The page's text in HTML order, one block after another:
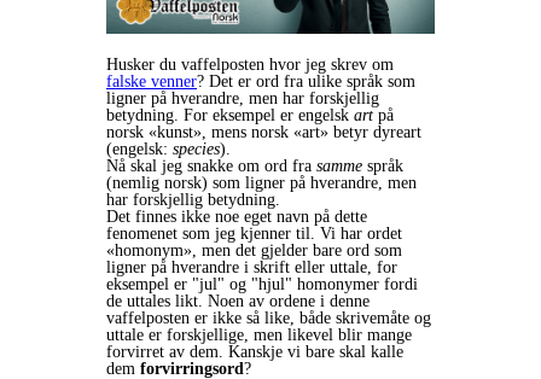
Husker du vaffelposten hvor jeg skrev om
falske venner? Det er ord fra ulike språk som
ligner på hverandre, men har forskjellig
betydning. For eksempel er engelsk art på
norsk «kunst», mens norsk «art» betyr dyreart
(engelsk: species).
Nå skal jeg snakke om ord fra samme språk
(nemlig norsk) som ligner på hverandre, men
har forskjellig betydning.
Det finnes ikke noe eget navn på dette
fenomenet som jeg kjenner til. Vi har ordet
«homonym», men det gjelder bare ord som
ligner på hverandre i skrift eller uttale, for
eksempel er "jul" og "hjul" homonymer fordi
de uttales likt. Noen av ordene i denne
vaffelposten er ikke så like, både skrivemåte og
uttale er forskjellige, men likevel blir mange
forvirret av dem. Kanskje vi bare skal kalle
dem forvirringsord?